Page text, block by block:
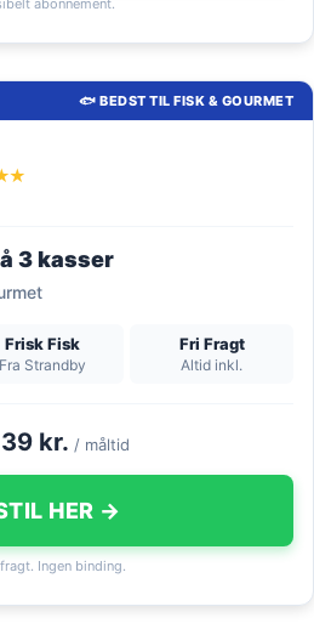
🐟 BEDST TIL FISK & GOURMET
3 kasser
Frisk Fisk
Fra Strandby
Fri Fragt
Altid inkl.
kr. / måltid
HER →
Ingen binding.